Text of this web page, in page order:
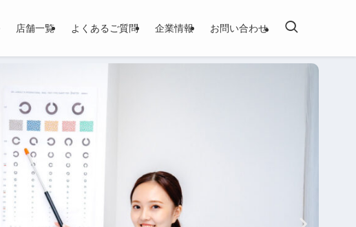
店舗一覧 よくあるご質問 企業情報 お問い合わせ